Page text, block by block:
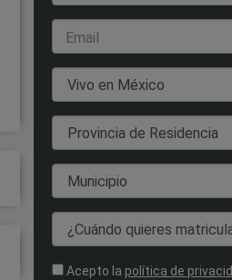
Email
País de Residencia
Provincia de Residencia
Municipio
¿Cuándo quieres
Acepto la política de